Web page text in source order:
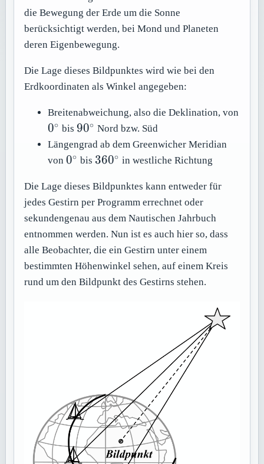
die Bewegung der Erde um die Sonne
berücksichtigt werden, bei Mond und Planeten
deren Eigenbewegung.
Die Lage dieses Bildpunktes wird wie bei den
Erdkoordinaten als Winkel angegeben:
Breitenabweichung, also die Deklination, von
0^\circ
0∘ bis 90^\circ
90∘ Nord bzw. Süd
Längengrad ab dem Greenwicher Meridian
von0^\circ
0∘ bis 360^\circ
360∘ in westliche Richtung
Die Lage dieses Bildpunktes kann entweder für
jedes Gestirn per Programm errechnet oder
sekundengenau aus dem Nautischen Jahrbuch
entnommen werden. Nun ist es auch hier so, dass
alle Beobachter, die ein Gestirn unter einem
bestimmten Höhenwinkel sehen, auf einem Kreis
rund um den Bildpunkt des Gestirns stehen.